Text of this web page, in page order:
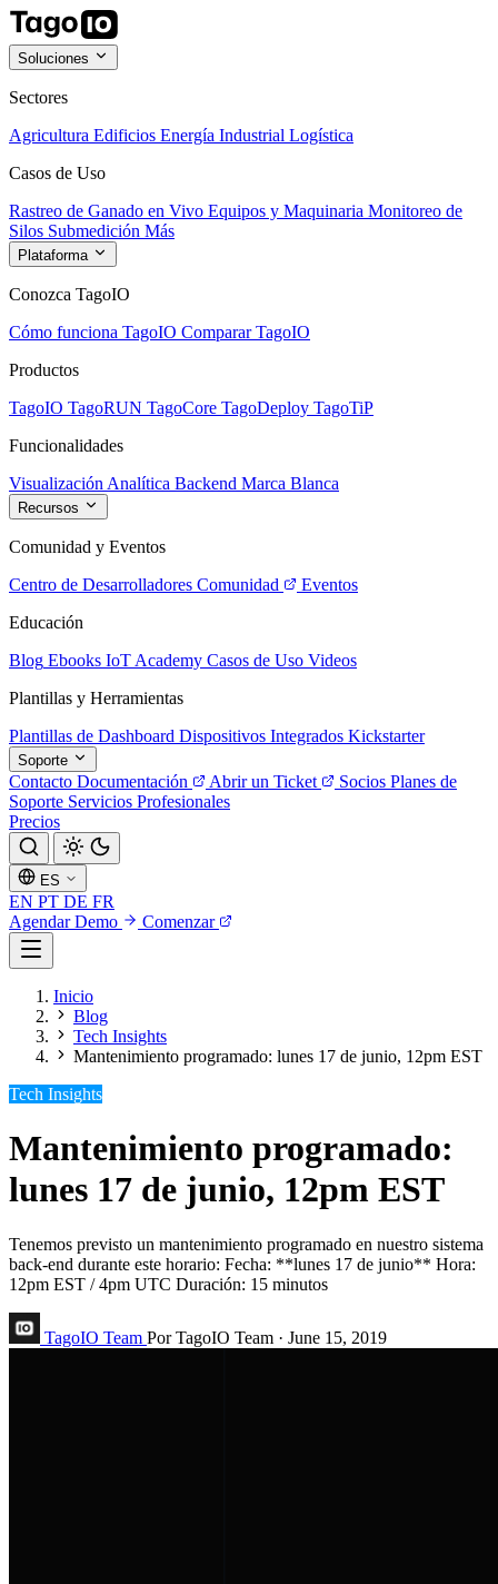
Soluciones
Sectores
Agricultura Edificios Energía Industrial Logística
Casos de Uso
Rastreo de Ganado en Vivo Equipos y Maquinaria Monitoreo de
Silos Submedición Más
Plataforma
Conozca TagoIO
Cómo funciona TagoIO Comparar TagoIO
Productos
TagoIO TagoRUN TagoCore TagoDeploy TagoTiP
Funcionalidades
Visualización Analítica Backend Marca Blanca
Recursos
Comunidad y Eventos
Centro de Desarrolladores Comunidad
Eventos
Educación
Blog Ebooks IoT Academy Casos de Uso Videos
Plantillas y Herramientas
Plantillas de Dashboard Dispositivos Integrados Kickstarter
Soporte
Contacto Documentación Abrir un Ticket Socios Planes de
Soporte Servicios Profesionales
Precios
ES
EN PT DE FR
Agendar Demo
Comenzar
Inicio
Blog
Tech Insights
Mantenimiento programado: lunes 17 de junio, 12pm EST
Tech Insights
Mantenimiento programado:
lunes 17 de junio, 12pm EST
Tenemos previsto un mantenimiento programado en nuestro sistema
back-end durante este horario: Fecha: **lunes 17 de junio** Hora:
12pm EST / 4pm UTC Duración: 15 minutos
TagoIO Team Por TagoIO Team · June 15, 2019